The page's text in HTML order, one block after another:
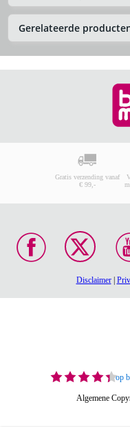
Gerelateerde
Gratis verzending vanaf
€ 99,-
Disclaimer|
op
Algemene